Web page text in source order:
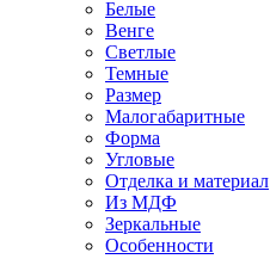
Белые
Венге
Светлые
Темные
Размер
Малогабаритные
Форма
Угловые
Отделка и материал
Из МДФ
Зеркальные
Особенности